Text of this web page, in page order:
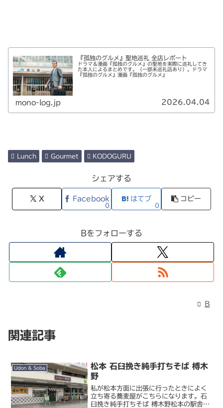
『孤独のグルメ』聖地巡礼 全店レポート
ドラマ＆漫画『孤独のグルメ』の聖地を実際に巡礼してき
た本人によるまとめです。（一部未巡礼店あり）。ドラマ
『孤独のグルメ』漫画『孤独のグルメ』
mono-log.jp 2026.04.04
Lunch Gourmet KODOGURU
シェアする
X Facebook
0
はてブ
0
コピー
Bをフォローする
B
関連記事
Udon & Soba
松本 石臼挽き純手打ちそば 榑木
野
私が松本方面に出張に行ったときによく
立ち寄る蕎麦屋がこちらになります。石
臼挽き純手打ちそば 榑木野松本の駅舎に